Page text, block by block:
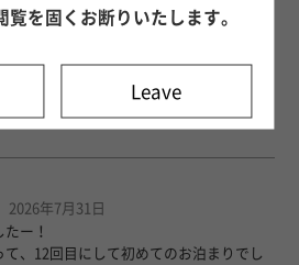
考えて、アイデアも沢山くれて楽しい
いつもありがとう！またね！
年7月31日
ー！
て、12回目にして初めてのお泊まりでし
覧を固くお断りいたします。
Leave